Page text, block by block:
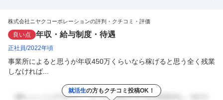
株式会社ニヤクコーポレーションの評判・クチコミ・評価
良い点 年収・給与制度・待遇
正社員 2022年頃
事業所によると思うが年収450万くらいなら稼げると思う全く残業
しなければ...
就活生の方もクチコミ投稿OK！